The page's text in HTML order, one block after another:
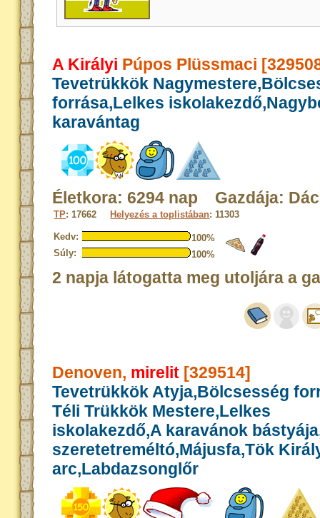
A Királyi Púpos Plüssmaci
Tevetrükkök
forrása,Lelkes
karavántag
Életkora: 6294 nap Gazdája:
TP: 17662 Helyezés a toplistában: 11303
Kedv:
100%
Súly:
100%
2 napja látogatta meg utoljára a
Denoven, mirelit [329514]
Tevetrükkök Atyja,Bölcsesség
Téli Trükkök Mestere,Lelkes
iskolakezdő,A karavánok
szeretetreméltó,Májusfa,Tök
arc,Labdazsonglőr